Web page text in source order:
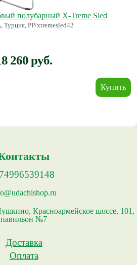
полубарный X-Treme Sled
Турция, PP/xtremesled42
260 руб.
Красноармейское шоссе, 101,
павильон №7
Доставка
Оплата